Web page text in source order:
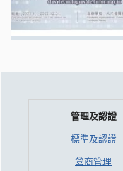
管理及認證
標準及認證
營商管理